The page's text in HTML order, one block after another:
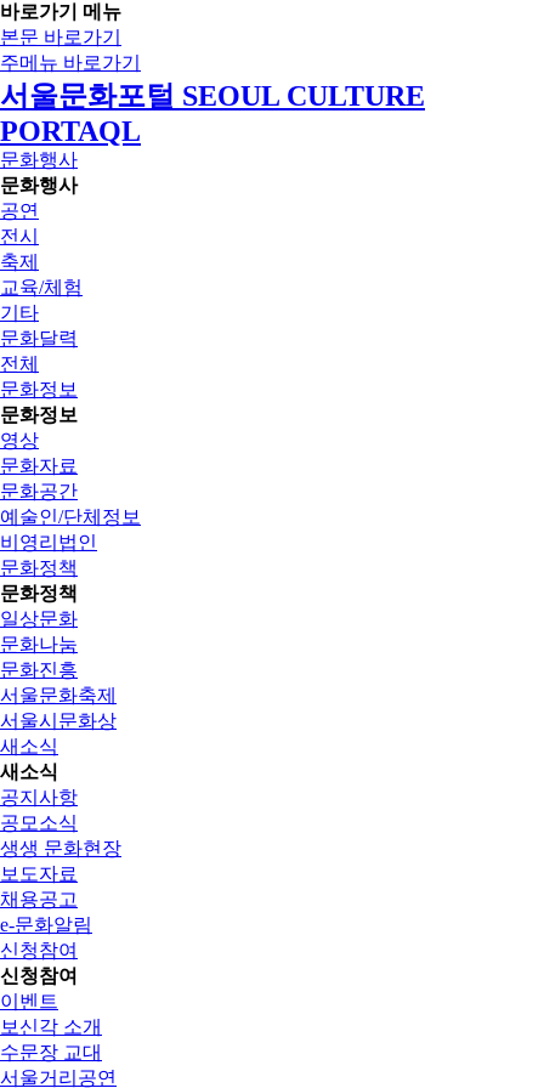
바로가기 메뉴
본문 바로가기
주메뉴 바로가기
서울문화포털 SEOUL CULTURE
PORTAQL
문화행사
문화행사
공연
전시
축제
교육/체험
기타
문화달력
전체
문화정보
문화정보
영상
문화자료
문화공간
예술인/단체정보
비영리법인
문화정책
문화정책
일상문화
문화나눔
문화진흥
서울문화축제
서울시문화상
새소식
새소식
공지사항
공모소식
생생 문화현장
보도자료
채용공고
e-문화알림
신청참여
신청참여
이벤트
보신각 소개
수문장 교대
서울거리공연